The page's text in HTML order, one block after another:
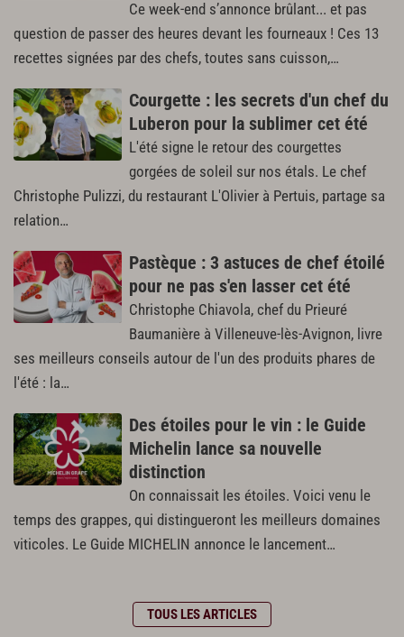
Ce week-end s’annonce brûlant... et pas
question de passer des heures devant les fourneaux ! Ces 13
recettes signées par des chefs, toutes sans cuisson,…
Courgette : les secrets d'un chef du
Luberon pour la sublimer cet été
L'été signe le retour des courgettes
gorgées de soleil sur nos étals. Le chef
Christophe Pulizzi, du restaurant L'Olivier à Pertuis, partage sa
relation…
Pastèque : 3 astuces de chef étoilé
pour ne pas s'en lasser cet été
Christophe Chiavola, chef du Prieuré
Baumanière à Villeneuve-lès-Avignon, livre
ses meilleurs conseils autour de l'un des produits phares de
l'été : la…
Des étoiles pour le vin : le Guide
Michelin lance sa nouvelle
distinction
On connaissait les étoiles. Voici venu le
temps des grappes, qui distingueront les meilleurs domaines
viticoles. Le Guide MICHELIN annonce le lancement…
TOUS LES ARTICLES